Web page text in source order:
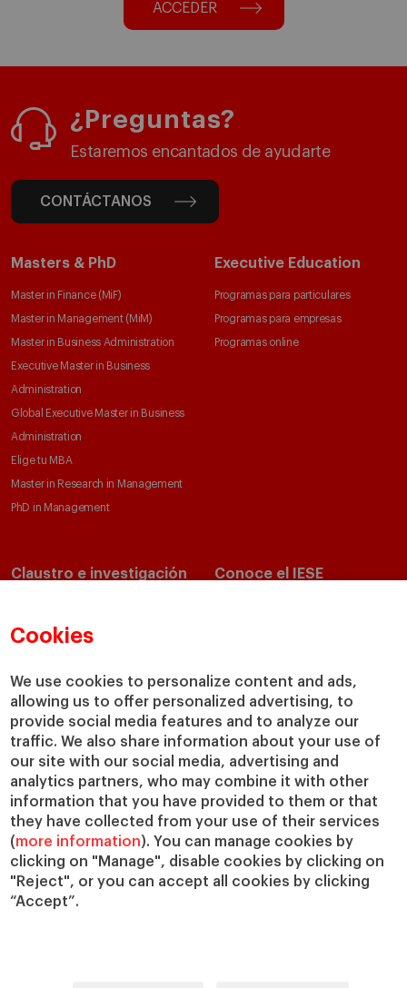
Cookies
We use cookies to personalize content and ads,
allowing us to offer personalized advertising, to
provide social media features and to analyze our
traffic. We also share information about your use of
our site with our social media, advertising and
analytics partners, who may combine it with other
information that you have provided to them or that
they have collected from your use of their services
(more information). You can manage cookies by
clicking on "Manage", disable cookies by clicking on
"Reject", or you can accept all cookies by clicking
“Accept”.
ACCEDER
¿Preguntas?
Estaremos encantados de ayudarte
CONTÁCTANOS
Masters & PhD
Master in Finance (MiF)
Master in Management (MiM)
Master in Business Administration
Executive Master in Business
Administration
Global Executive Master in Business
Administration
Elige tu MBA
Master in Research in Management
PhD in Management
Executive Education
Programas para particulares
Programas para empresas
Programas online
Claustro e investigación
Departamentos académicos
Cátedras
IESE Insight
IESE Publishing
Conoce el IESE
Nuestro impacto
Colabora con el IESE
Servicios
Biblioteca
Canal de Compliance
Capellanía
IESE Shop
Jobs @IESE
Préstamos y becas